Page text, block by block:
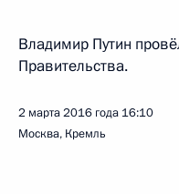
Владимир Путин
Правительства.
2 марта 2016 года 16:10
Москва, Кремль